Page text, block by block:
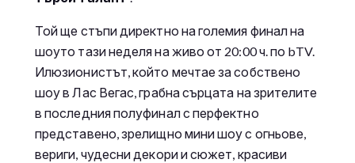
Той ще стъпи директно на големия финал на
шоуто тази неделя на живо от 20:00 ч. по bTV.
Илюзионистът, който мечтае за собствено
шоу в Лас Вегас, грабна сърцата на зрителите
в последния полуфинал с перфектно
представено, зрелищно мини шоу с огньове,
вериги, чудесни декори и сюжет, красиви